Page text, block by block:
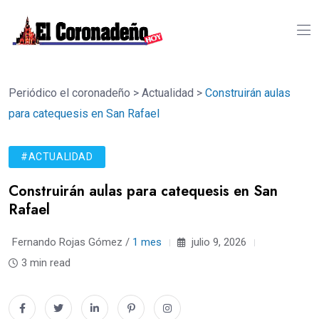
Periódico el coronadeño > Actualidad > Construirán aulas
para catequesis en San Rafael
#ACTUALIDAD
Construirán aulas para catequesis en San
Rafael
Fernando Rojas Gómez / 1 mes
julio 9, 2026
3 min read